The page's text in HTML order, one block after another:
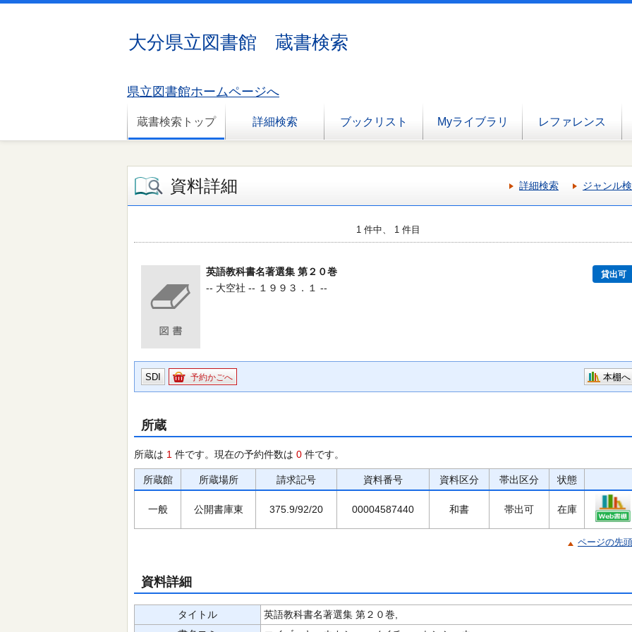
大分県立図書館 蔵書検索
県立図書館ホームページへ
蔵書検索トップ 詳細検索 ブックリスト Myライブラリ レファレンス
資料詳細 詳細検索 ジャンル
1 件中、 1 件目
英語教科書名著選集 第２０巻 貸出可
-- 大空社 -- １９９３．１ --
SDI 予約かごへ 本棚へ
所蔵
所蔵は 1 件です。現在の予約件数は 0 件です。
所蔵館 所蔵場所 請求記号 資料番号 資料区分 帯出区分 状態
一般 公開書庫東 375.9/92/20 00004587440 和書 帯出可 在庫
ページの先
資料詳細
タイトル
英語教科書名著選集 第２０巻,